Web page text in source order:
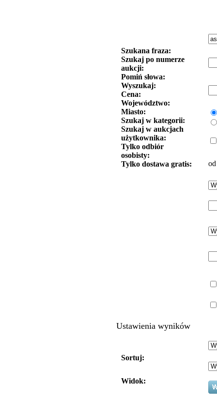
Szukana fraza:
Szukaj po numerze
aukcji:
Pomiń słowa:
Wyszukaj:
Cena:
Województwo:
Miasto:
Szukaj w kategorii:
Szukaj w aukcjach
użytkownika:
Tylko odbiór
osobisty:
Tylko dostawa gratis:
od
Ustawienia wyników
Sortuj:
Widok: